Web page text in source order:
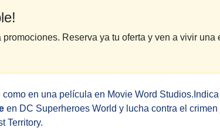
Reserva ya tu oferta y ven a vivir una
como en una película en Movie Word
en DC Superheroes World y lucha contra el
Territory.